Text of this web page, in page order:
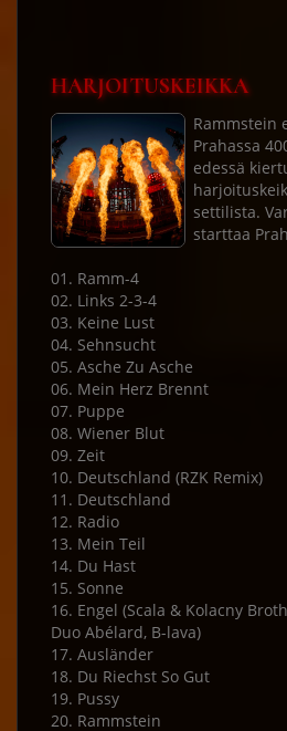
HARJOITUSKEIKKA
Rammstein
Prahassa
edessä
settilista.
starttaa
01. Ramm-4
02. Links 2-3-4
03. Keine Lust
04. Sehnsucht
05. Asche Zu Asche
06. Mein Herz Brennt
07. Puppe
08. Wiener Blut
09. Zeit
10. Deutschland (RZK Remix)
11. Deutschland
12. Radio
13. Mein Teil
14. Du Hast
15. Sonne
16. Engel (Scala & Kolacny
Duo Abélard, B-lava)
17. Ausländer
18. Du Riechst So Gut
19. Pussy
20. Rammstein